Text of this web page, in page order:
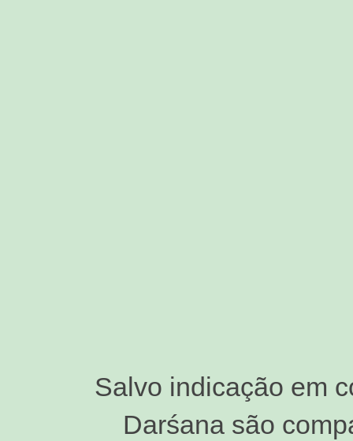
Salvo indicação em
Darśana são